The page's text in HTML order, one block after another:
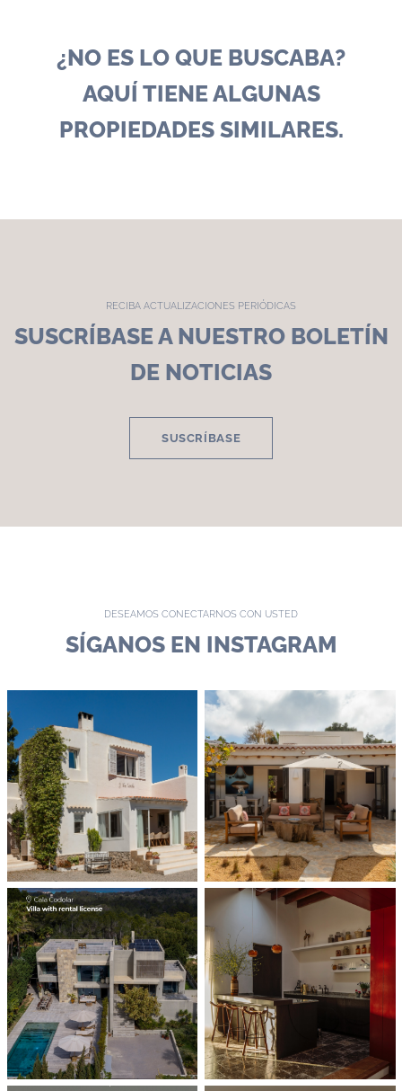
¿NO ES LO QUE BUSCABA?
AQUÍ TIENE ALGUNAS
PROPIEDADES SIMILARES.
RECIBA ACTUALIZACIONES PERIÓDICAS
SUSCRÍBASE A NUESTRO BOLETÍN
DE NOTICIAS
SUSCRÍBASE
DESEAMOS CONECTARNOS CON USTED
SÍGANOS EN INSTAGRAM